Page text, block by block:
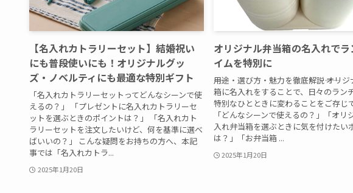
【名入れカトラリーセット】結婚祝い
にも普段使いにも！オリジナルグッ
ズ・ノベルティにも最適な特別ギフト
「名入れカトラリーセットってどんなシーンで使
えるの？」 「プレゼントに名入れカトラリーセ
ットを選ぶときのポイントは？」 「名入れカト
ラリーセットを注文したいけど、何を基準に選べ
ばいいの？」 こんな疑問をお持ちの方へ、本記
事では「名入れカトラ...
2025年1月20日
オリジナル弁当箱の名入れでラ
イムを特別に
――用途・選び方・魅力を徹底解説―― オリ
箱に名入れをすることで、日々のラン
特別なひとときに変わることをご存じ
「どんなシーンで使えるの？」「オリ
入れ弁当箱を選ぶときに気を付けたい
は？」「お弁当箱 ...
2025年1月20日